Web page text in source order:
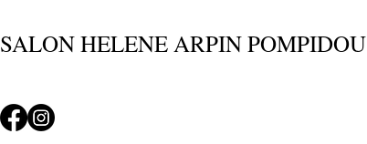
SALON HELENE ARPIN POMPIDOU